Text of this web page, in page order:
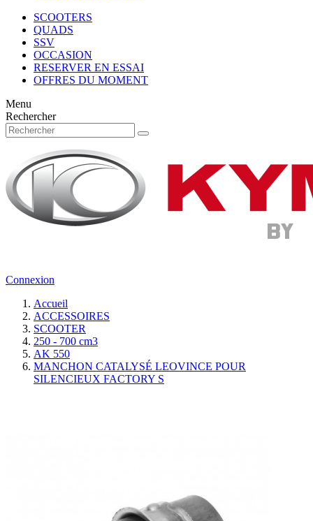
SCOOTERS
QUADS
SSV
OCCASION
RESERVER EN ESSAI
OFFRES DU MOMENT
Menu
Rechercher
Connexion
Accueil
ACCESSOIRES
SCOOTER
250 - 700 cm3
AK 550
MANCHON CATALYSÉ LEOVINCE POUR
SILENCIEUX FACTORY S